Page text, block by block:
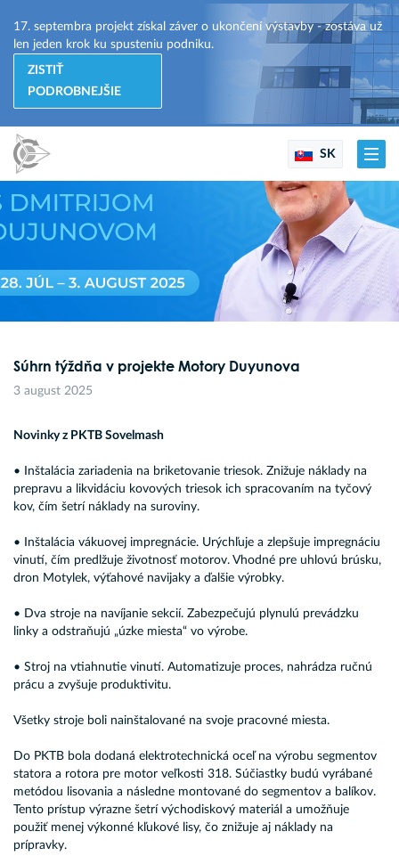
17. septembra projekt získal záver o ukončení výstavby - zostáva už
len jeden krok ku spusteniu podniku.
ZISTIŤ
PODROBNEJŠIE
SK
Súhrn týždňa v projekte Motory Duyunova
3 august 2025
Novinky z PKTB Sovelmash
• Inštalácia zariadenia na briketovanie triesok. Znižuje náklady na
prepravu a likvidáciu kovových triesok ich spracovaním na tyčový
kov, čím šetrí náklady na suroviny.
• Inštalácia vákuovej impregnácie. Urýchľuje a zlepšuje impregnáciu
vinutí, čím predlžuje životnosť motorov. Vhodné pre uhlovú brúsku,
dron Motylek, výťahové navijaky a ďalšie výrobky.
• Dva stroje na navíjanie sekcií. Zabezpečujú plynulú prevádzku
linky a odstraňujú „úzke miesta“ vo výrobe.
• Stroj na vtiahnutie vinutí. Automatizuje proces, nahrádza ručnú
prácu a zvyšuje produktivitu.
Všetky stroje boli nainštalované na svoje pracovné miesta.
Do PKTB bola dodaná elektrotechnická oceľ na výrobu segmentov
statora a rotora pre motor veľkosti 318. Súčiastky budú vyrábané
metódou lisovania a následne montované do segmentov a balíkov.
Tento prístup výrazne šetrí východiskový materiál a umožňuje
použiť menej výkonné kľukové lisy, čo znižuje aj náklady na
prípravky.